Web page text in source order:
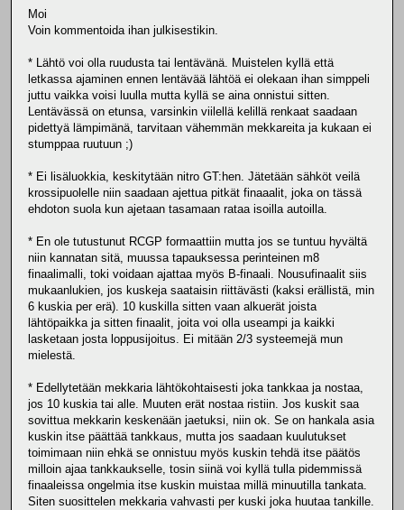
Moi
Voin kommentoida ihan julkisestikin.
* Lähtö voi olla ruudusta tai lentävänä. Muistelen kyllä että
letkassa ajaminen ennen lentävää lähtöä ei olekaan ihan simppeli
juttu vaikka voisi luulla mutta kyllä se aina onnistui sitten.
Lentävässä on etunsa, varsinkin viilellä kelillä renkaat saadaan
pidettyä lämpimänä, tarvitaan vähemmän mekkareita ja kukaan ei
stumppaa ruutuun ;)
* Ei lisäluokkia, keskitytään nitro GT:hen. Jätetään sähköt veilä
krossipuolelle niin saadaan ajettua pitkät finaaalit, joka on tässä
ehdoton suola kun ajetaan tasamaan rataa isoilla autoilla.
* En ole tutustunut RCGP formaattiin mutta jos se tuntuu hyvältä
niin kannatan sitä, muussa tapauksessa perinteinen m8
finaalimalli, toki voidaan ajattaa myös B-finaali. Nousufinaalit siis
mukaanlukien, jos kuskeja saataisin riittävästi (kaksi erällistä, min
6 kuskia per erä). 10 kuskilla sitten vaan alkuerät joista
lähtöpaikka ja sitten finaalit, joita voi olla useampi ja kaikki
lasketaan josta loppusijoitus. Ei mitään 2/3 systeemejä mun
mielestä.
* Edellytetään mekkaria lähtökohtaisesti joka tankkaa ja nostaa,
jos 10 kuskia tai alle. Muuten erät nostaa ristiin. Jos kuskit saa
sovittua mekkarin keskenään jaetuksi, niin ok. Se on hankala asia
kuskin itse päättää tankkaus, mutta jos saadaan kuulutukset
toimimaan niin ehkä se onnistuu myös kuskin tehdä itse päätös
milloin ajaa tankkaukselle, tosin siinä voi kyllä tulla pidemmissä
finaaleissa ongelmia itse kuskin muistaa millä minuutilla tankata.
Siten suosittelen mekkaria vahvasti per kuski joka huutaa tankille.